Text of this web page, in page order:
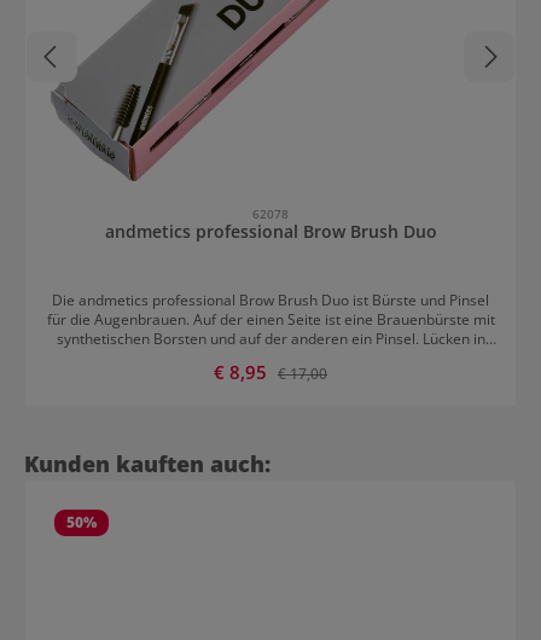
62078
andmetics professional Brow Brush Duo
Die andmetics professional Brow Brush Duo ist Bürste und Pinsel
für die Augenbrauen. Auf der einen Seite ist eine Brauenbürste mit
synthetischen Borsten und auf der anderen ein Pinsel. Lücken in
kontrolliert und präzise aufgetragen. andmetics professional Brow
Verkaufspreis:
€ 8,95 Regulärer Preis:
€ 17,00
Produktgalerie überspringen
Kunden kauften auch:
50%